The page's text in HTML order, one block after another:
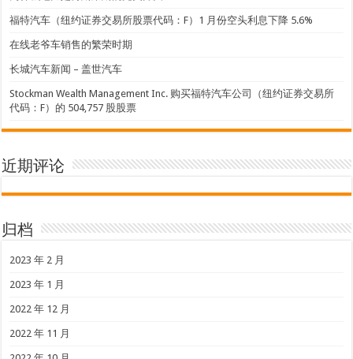
福特汽车（纽约证券交易所股票代码：F）1 月份空头利息下降 5.6%
在线老爷车销售的繁荣时期
长城汽车新闻 – 盖世汽车
Stockman Wealth Management Inc. 购买福特汽车公司（纽约证券交易所
代码：F）的 504,757 股股票
近期评论
归档
2023 年 2 月
2023 年 1 月
2022 年 12 月
2022 年 11 月